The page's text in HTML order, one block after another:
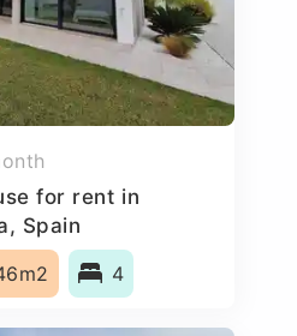
for rent in
Spain
4